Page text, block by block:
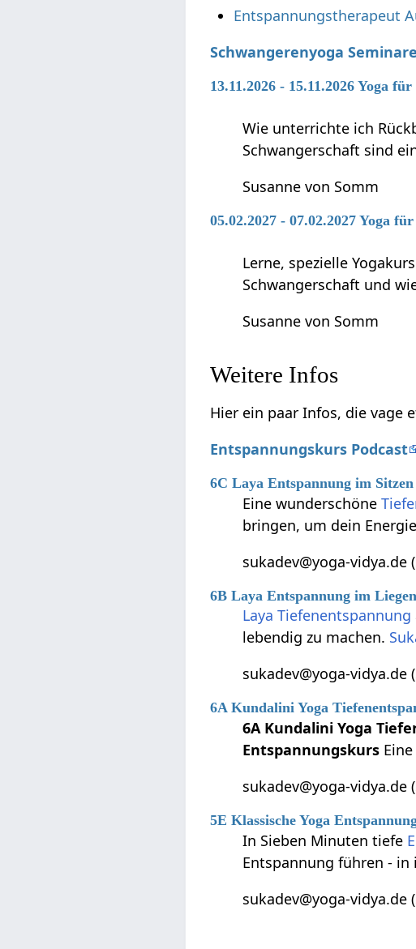
Entspannungstherapeut
Schwangerenyoga Seminare
13.11.2026 - 15.11.2026 Yoga
Wie unterrichte ich
Schwangerschaft sind
Susanne von Somm
05.02.2027 - 07.02.2027 Yoga
Lerne, spezielle
Schwangerschaft und
Susanne von Somm
Weitere Infos
Hier ein paar Infos, die vage
Entspannungskurs Podcast
6C Laya Entspannung im
Eine wunderschöne
bringen, um dein
sukadev@yoga-vidya.de
6B Laya Entspannung im
Laya Tiefenentspannung
lebendig zu machen.
sukadev@yoga-vidya.de
6A Kundalini Yoga
6A Kundalini Yoga
Entspannungskurs
sukadev@yoga-vidya.de
5E Klassische Yoga
In Sieben Minuten tiefe
Entspannung führen - in
sukadev@yoga-vidya.de